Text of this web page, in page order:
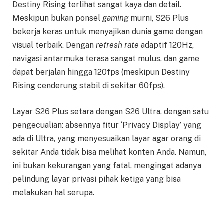
Destiny Rising terlihat sangat kaya dan detail.
Meskipun bukan ponsel gamingmurni, S26 Plus
bekerja keras untuk menyajikan dunia game dengan
visual terbaik. Dengan refresh rate adaptif 120Hz,
navigasi antarmuka terasa sangat mulus, dan game
dapat berjalan hingga 120fps (meskipun Destiny
Rising cenderung stabil di sekitar 60fps).
Layar S26 Plus setara dengan S26 Ultra, dengan satu
pengecualian: absennya fitur ‘Privacy Display’ yang
ada di Ultra, yang menyesuaikan layar agar orang di
sekitar Anda tidak bisa melihat konten Anda. Namun,
ini bukan kekurangan yang fatal, mengingat adanya
pelindung layar privasi pihak ketiga yang bisa
melakukan hal serupa.